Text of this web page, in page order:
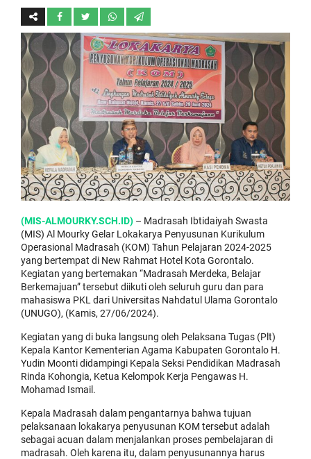
(MIS-ALMOURKY.SCH.ID) – Madrasah Ibtidaiyah Swasta
(MIS) Al Mourky Gelar Lokakarya Penyusunan Kurikulum
Operasional Madrasah (KOM) Tahun Pelajaran 2024-2025
yang bertempat di New Rahmat Hotel Kota Gorontalo.
Kegiatan yang bertemakan “Madrasah Merdeka, Belajar
Berkemajuan” tersebut diikuti oleh seluruh guru dan para
mahasiswa PKL dari Universitas Nahdatul Ulama Gorontalo
(UNUGO), (Kamis, 27/06/2024).
Kegiatan yang di buka langsung oleh Pelaksana Tugas (Plt)
Kepala Kantor Kementerian Agama Kabupaten Gorontalo H.
Yudin Moonti didampingi Kepala Seksi Pendidikan Madrasah
Rinda Kohongia, Ketua Kelompok Kerja Pengawas H.
Mohamad Ismail.
Kepala Madrasah dalam pengantarnya bahwa tujuan
pelaksanaan lokakarya penyusunan KOM tersebut adalah
sebagai acuan dalam menjalankan proses pembelajaran di
madrasah. Oleh karena itu, dalam penyusunannya harus